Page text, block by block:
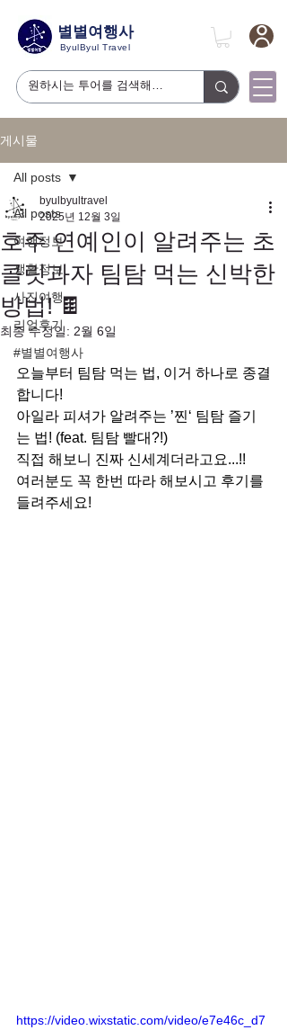
별별여행사
ByulByul Travel
게시물
All posts
여행정보
생활정보
사진여행
리얼후기
#별별여행사
All posts
호주 연예인이 알려주는 초
콜릿과자 팀탐 먹는 신박한
방법! 🍫
byulbyultravel
2025년 12월 3일
최종 수정일: 2월 6일
오늘부터 팀탐 먹는 법, 이거 하나로 종결
합니다!
아일라 피셔가 알려주는 ’찐‘ 팀탐 즐기
는 법! (feat. 팀탐 빨대?!)
직접 해보니 진짜 신세계더라고요...!!
여러분도 꼭 한번 따라 해보시고 후기를
들려주세요!
https://video.wixstatic.com/video/e7e46c_d7